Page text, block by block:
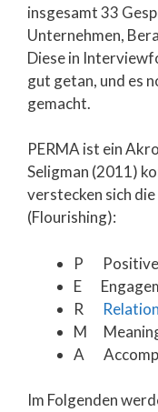
insgesamt 33
Unternehmen,
Diese in
gut getan, und es
gemacht.
PERMA ist ein
Seligman (2011)
verstecken sich
(Flourishing):
P Positive
E
R
M
A
Im Folgenden